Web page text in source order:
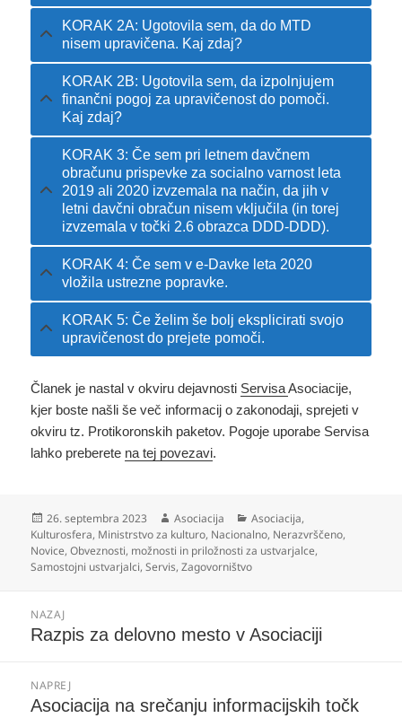
KORAK 2A: Ugotovila sem, da do MTD
nisem upravičena. Kaj zdaj?
KORAK 2B: Ugotovila sem, da izpolnjujem
finančni pogoj za upravičenost do pomoči.
Kaj zdaj?
KORAK 3: Če sem pri letnem davčnem
obračunu prispevke za socialno varnost leta
2019 ali 2020 izvzemala na način, da jih v
letni davčni obračun nisem vključila (in torej
izvzemala v točki 2.6 obrazca DDD-DDD).
KORAK 4: Če sem v e-Davke leta 2020
vložila ustrezne popravke.
KORAK 5: Če želim še bolj eksplicirati svojo
upravičenost do prejete pomoči.
Članek je nastal v okviru dejavnosti ServisaAsociacije,
kjer boste našli še več informacij o zakonodaji, sprejeti v
okviru tz. Protikoronskih paketov. Pogoje uporabe Servisa
lahko preberete na tej povezavi.
Objavljeno
dne
26. septembra 2023 Avtor
Asociacija Kategorije
Asociacija,
Kulturosfera, Ministrstvo za kulturo, Nacionalno, Nerazvrščeno,
Novice,Obveznosti, možnosti in priložnosti za ustvarjalce,
Samostojni ustvarjalci,Servis,Zagovorništvo
prispevka
NAZAJ
Prejšnji
Razpis za delovno mesto v Asociaciji
NAPREJ
Naslednji
Asociacija na srečanju informacijskih točk